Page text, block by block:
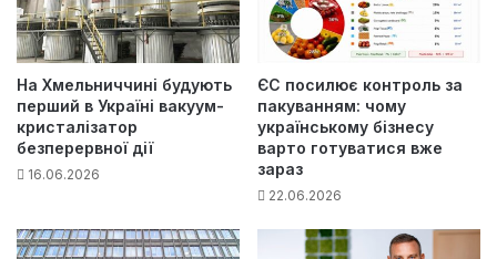
На Хмельниччині будують
перший в Україні вакуум-
кристалізатор
безперервної дії
16.06.2026
ЄС посилює контроль за
пакуванням: чому
українському бізнесу
варто готуватися вже
зараз
22.06.2026